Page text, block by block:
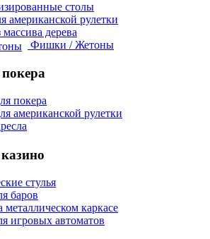
столы
американской рулетки
дерева
Фишки / Жетоны
покера
американской рулетки
стулья
баров
металлическом каркасе
игровых автоматов